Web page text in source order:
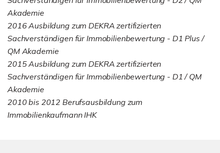
Akademie
2016 Ausbildung zum DEKRA zertifizierten
Sachverständigen für Immobilienbewertung - D1 Plus /
QM Akademie
2015 Ausbildung zum DEKRA zertifizierten
Sachverständigen für Immobilienbewertung - D1 / QM
Akademie
2010 bis 2012 Berufsausbildung zum
Immobilienkaufmann IHK